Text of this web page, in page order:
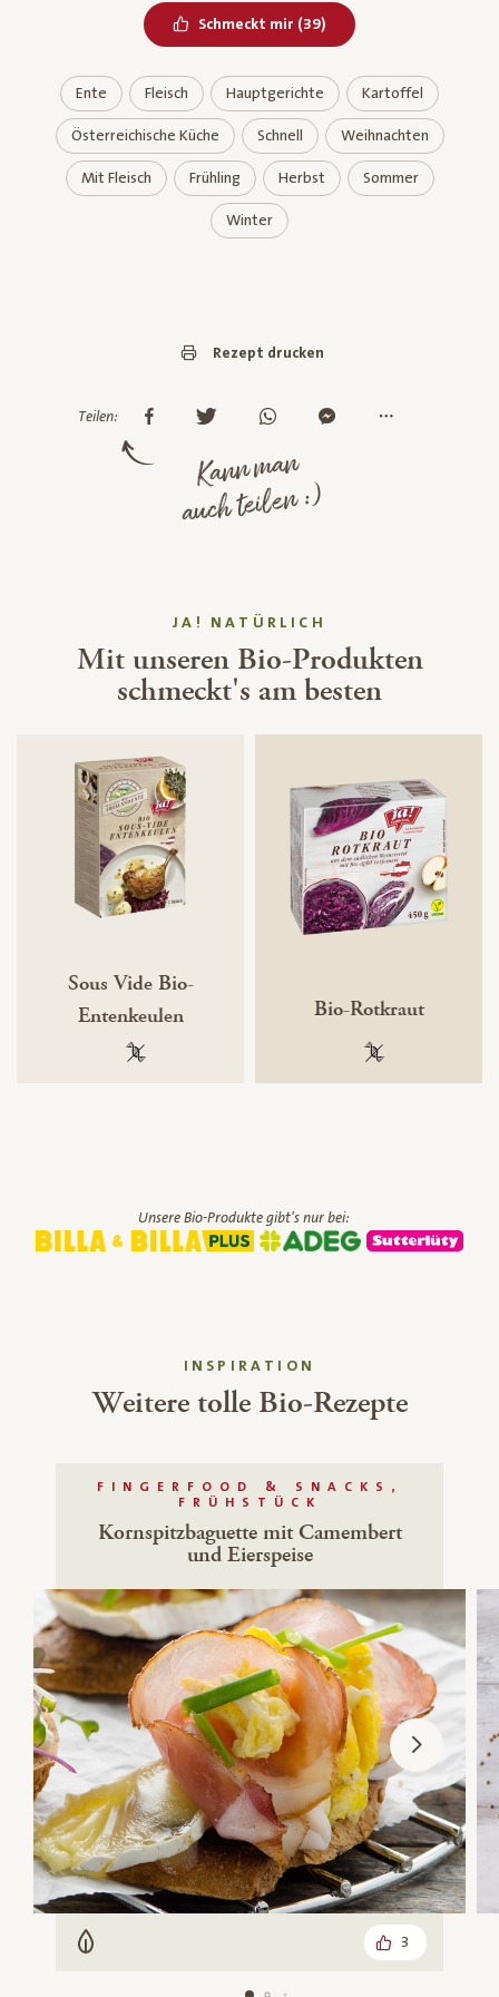
Schmeckt mir Bereits geliked
(39)
Ente Fleisch Hauptgerichte Kartoffel
Österreichische Küche Schnell Weihnachten
Mit Fleisch Frühling Herbst Sommer
Winter
Rezept drucken
Teilen:
Kann man
auch teilen :)
JA! NATÜRLICH
Mit unseren Bio-Produkten
schmeckt's am besten
Sous Vide Bio-
Entenkeulen
100 % gentechnikfrei
Bio-Rotkraut
100 %
Unsere Bio-Produkte gibt's nur bei:
INSPIRATION
Weitere tolle Bio-Rezepte
FINGERFOOD & SNACKS,
FRÜHSTÜCK
Kornspitzbaguette mit Camembert
und Eierspeise
Vegetarisch 3